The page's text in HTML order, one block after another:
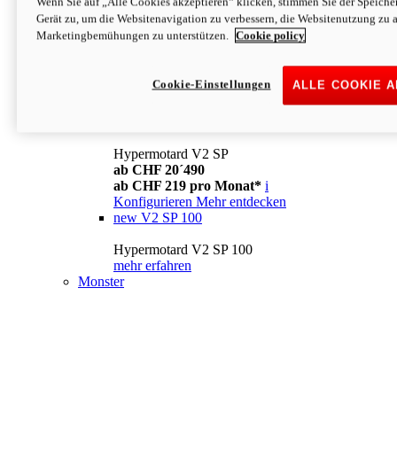
Konfigurieren Mehr entdecken
newV2
ab CHF 169 pro Monat* i
Mehr entdecken
Hypermotard V2 SP
ab CHF 20´490
ab CHF 219 pro Monat* i
Konfigurieren Mehr entdecken
new V2 SP 100
Hypermotard V2 SP 100
mehr erfahren
Monster
Gerät zu, um die Websitenavigation zu verbessern, die Websitenutzung zu
Marketingbemühungen zu unterstützen.
Cookie policy
ALLE COOKIE
Cookie-Einstellungen